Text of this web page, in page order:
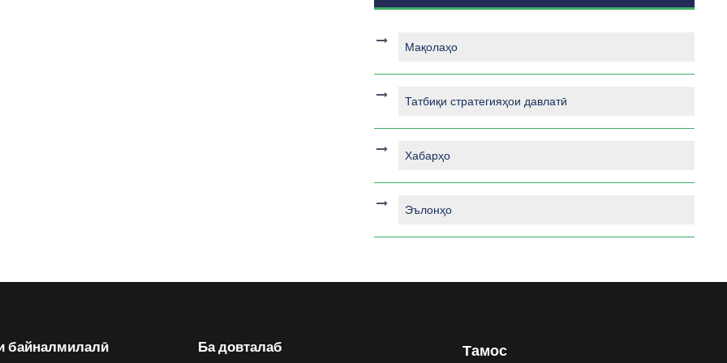
Мақолаҳо
Татбиқи стратегияҳои давлатӣ
Хабарҳо
Эълонҳо
байналмилалӣ Ба довталаб Тамос